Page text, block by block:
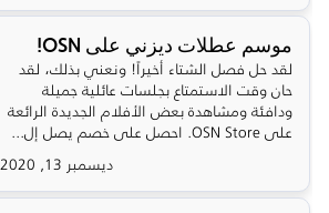
موسم عطلات ديزني على OSN!
لقد حل فصل الشتاء أخيراً! ونعني بذلك، لقد
حان وقت الاستمتاع بجلسات عائلية جميلة
ودافئة ومشاهدة بعض الأفلام الجديدة الرائعة
على OSN Store. احصل على خصم يصل إل...
ديسمبر 13, 2020